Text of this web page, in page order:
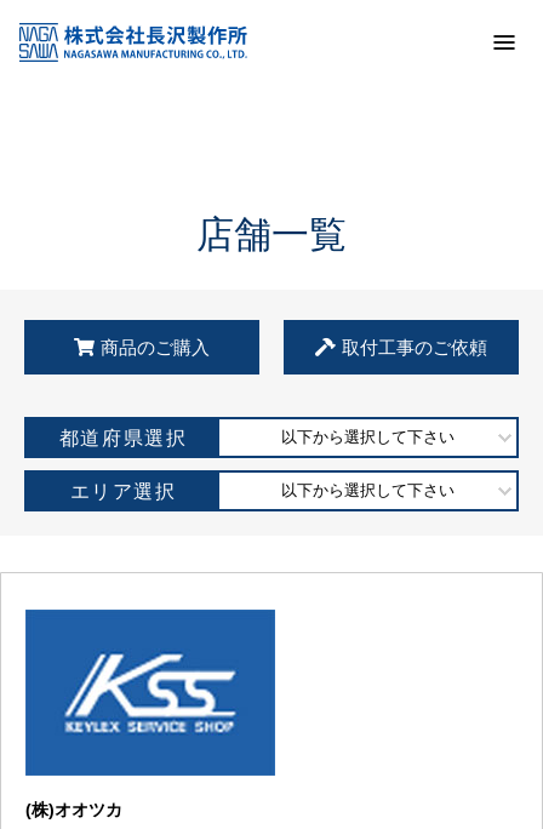
KSS加盟店・取扱店情報
店舗一覧
店舗一覧
商品のご購入 取付工事のご依頼
都道府県選択 以下から選択して下さい
エリア選択 以下から選択して下さい
(株)オオツカ